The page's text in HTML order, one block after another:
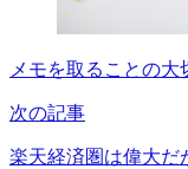
メモを取ることの
次の記事
楽天経済圏は偉大だ